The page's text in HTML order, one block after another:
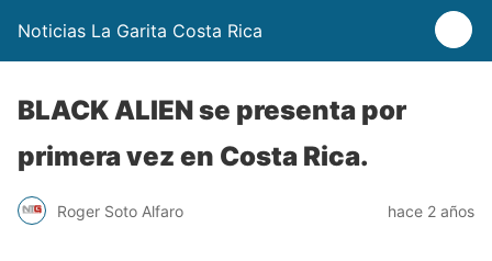
Noticias La Garita Costa Rica
BLACK ALIEN se presenta por
primera vez en Costa Rica.
Roger Soto Alfaro hace 2 años